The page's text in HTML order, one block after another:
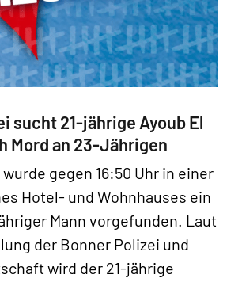
sucht 21-jährige Ayoub El
Mord an 23-Jährigen
gegen 16:50 Uhr in einer
Hotel- und Wohnhauses ein
Mann vorgefunden. Laut
der Bonner Polizei und
wird der 21-jährige